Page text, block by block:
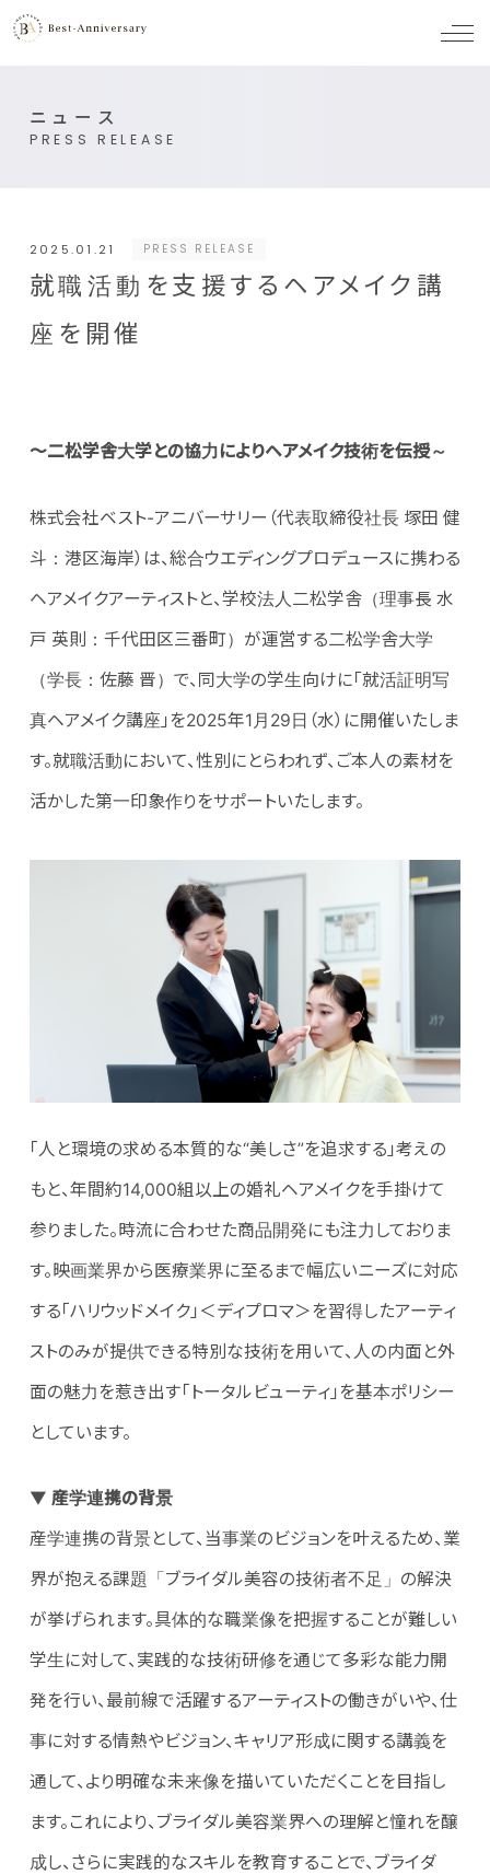
メ
ニュース
PRESS RELEASE
2025.01.21 PRESS RELEASE
就職活動を支援するヘアメイク講
座を開催
～二松学舎大学との協力によりヘアメイク技術を伝授～
株式会社ベスト-アニバーサリー（代表取締役社長 塚田 健
斗：港区海岸）は、総合ウエディングプロデュースに携わる
ヘアメイクアーティストと、学校法人二松学舎（理事長 水
戸 英則：千代田区三番町）が運営する二松学舎大学
（学長：佐藤 晋）で、同大学の学生向けに「就活証明写
真ヘアメイク講座」を2025年1月29日（水）に開催いたしま
す。就職活動において、性別にとらわれず、ご本人の素材を
活かした第一印象作りをサポートいたします。
「人と環境の求める本質的な“美しさ”を追求する」考えの
もと、年間約14,000組以上の婚礼ヘアメイクを手掛けて
参りました。時流に合わせた商品開発にも注力しておりま
す。映画業界から医療業界に至るまで幅広いニーズに対応
する「ハリウッドメイク」＜ディプロマ＞を習得したアーティ
ストのみが提供できる特別な技術を用いて、人の内面と外
面の魅力を惹き出す「トータルビューティ」を基本ポリシー
としています。
▼ 産学連携の背景
産学連携の背景として、当事業のビジョンを叶えるため、業
界が抱える課題「ブライダル美容の技術者不足」の解決
が挙げられます。具体的な職業像を把握することが難しい
学生に対して、実践的な技術研修を通じて多彩な能力開
発を行い、最前線で活躍するアーティストの働きがいや、仕
事に対する情熱やビジョン、キャリア形成に関する講義を
通して、より明確な未来像を描いていただくことを目指し
ます。これにより、ブライダル美容業界への理解と憧れを醸
成し、さらに実践的なスキルを教育することで、ブライダ